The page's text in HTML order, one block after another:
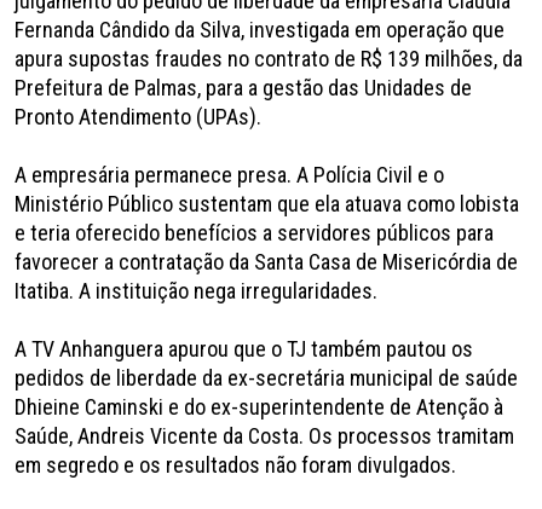
Fernanda Cândido da Silva, investigada em operação que
apura supostas fraudes no contrato de R$ 139 milhões, da
Prefeitura de Palmas, para a gestão das Unidades de
Pronto Atendimento (UPAs).
A empresária permanece presa. A Polícia Civil e o
Ministério Público sustentam que ela atuava como lobista
e teria oferecido benefícios a servidores públicos para
favorecer a contratação da Santa Casa de Misericórdia de
Itatiba. A instituição nega irregularidades.
A TV Anhanguera apurou que o TJ também pautou os
pedidos de liberdade da ex-secretária municipal de saúde
Dhieine Caminski e do ex-superintendente de Atenção à
Saúde, Andreis Vicente da Costa. Os processos tramitam
em segredo e os resultados não foram divulgados.